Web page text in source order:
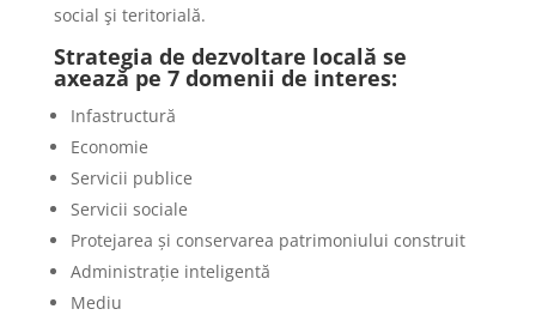
social şi teritorială.
Strategia de dezvoltare locală se
axează pe 7 domenii de interes:
Infastructură
Economie
Servicii publice
Servicii sociale
Protejarea și conservarea patrimoniului construit
Administrație inteligentă
Mediu